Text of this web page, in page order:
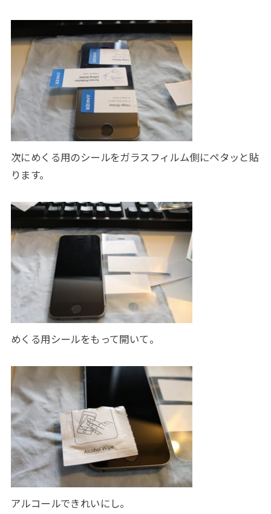
次にめくる用のシールをガラスフィルム側にペタッと貼
ります。
めくる用シールをもって開いて。
アルコールできれいにし。